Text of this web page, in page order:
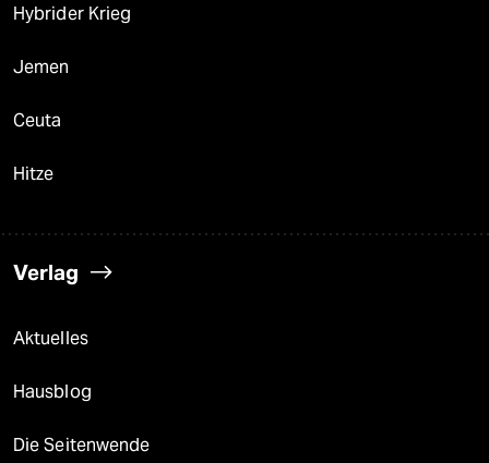
Hybrider Krieg
Jemen
Ceuta
Hitze
Verlag
Aktuelles
Hausblog
Die Seitenwende